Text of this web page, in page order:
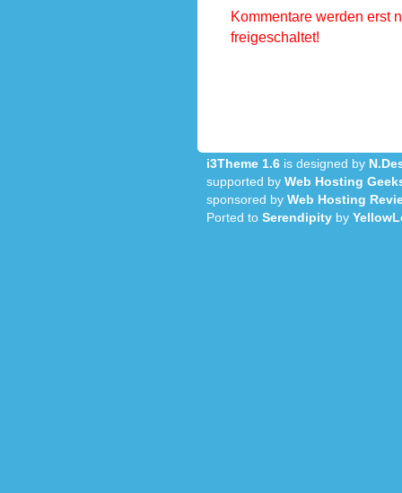
Kommentare werden erst
freigeschaltet!
i3Theme 1.6 is designed by
supported by Web Hosting
sponsored by Web Hosting
Ported to Serendipity by